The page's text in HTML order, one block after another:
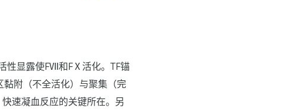
性显露使FⅦ和FⅩ活化。TF锚
附（不全活化）与聚集（完
速凝血反应的关键所在。另